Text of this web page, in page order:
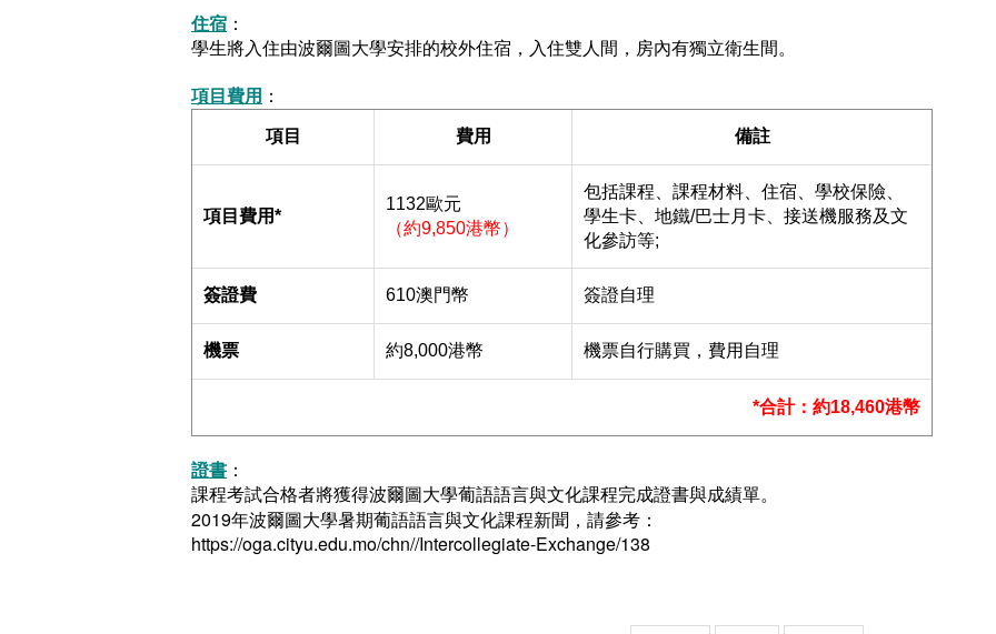
住宿 ：
學生將入住由波爾圖大學安排的校外住宿，入住雙人間，房內有獨立衛生間。
項目費用 ：
項目 費用 備註
項目費用*
1132歐元
（約9,850港幣）
包括課程、課程材料、住宿、學校保險、
學生卡、地鐵/巴士月卡、接送機服務及文
化參訪等;
簽證費 610澳門幣 簽證自理
機票 約8,000港幣 機票自行購買，費用自理
*合計：約18,460港幣
證書 ：
課程考試合格者將獲得波爾圖大學葡語語言與文化課程完成證書與成績單。
2019年波爾圖大學暑期葡語語言與文化課程新聞，請參考：
https://oga.cityu.edu.mo/chn//Intercollegiate-Exchange/138